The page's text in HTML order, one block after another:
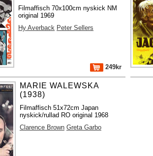
Filmaffisch 70x100cm nyskick NM
original 1969
Hy Averback Peter Sellers
249kr
MARIE WALEWSKA
(1938)
Filmaffisch 51x72cm Japan
nyskick/rullad RO original 1968
Clarence Brown Greta Garbo